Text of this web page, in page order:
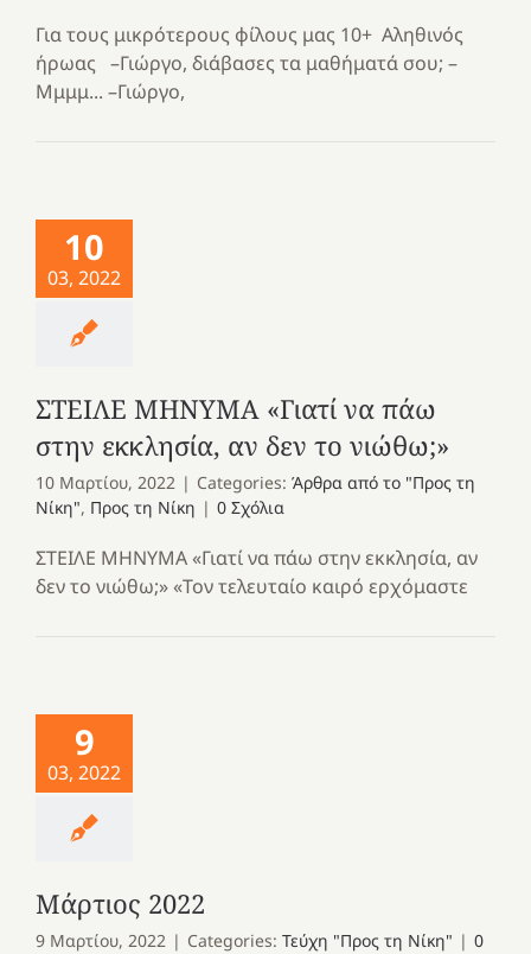
Για τους μικρότερους φίλους μας 10+ Αληθινός
ήρωας –Γιώργο, διάβασες τα μαθήματά σου; –
Μμμμ... –Γιώργο,
10
03, 2022
ΣΤΕΙΛΕ ΜΗΝΥΜΑ «Γιατί να πάω
στην εκκλησία, αν δεν το νιώθω;»
10 Μαρτίου, 2022 | Categories: Άρθρα από το "Προς τη
Νίκη", Προς τη Νίκη | 0 Σχόλια
ΣΤΕΙΛΕ ΜΗΝΥΜΑ «Γιατί να πάω στην εκκλησία, αν
δεν το νιώθω;» «Τον τελευταίο καιρό ερχόμαστε
9
03, 2022
Μάρτιος 2022
9 Μαρτίου, 2022 | Categories: Τεύχη "Προς τη Νίκη" | 0